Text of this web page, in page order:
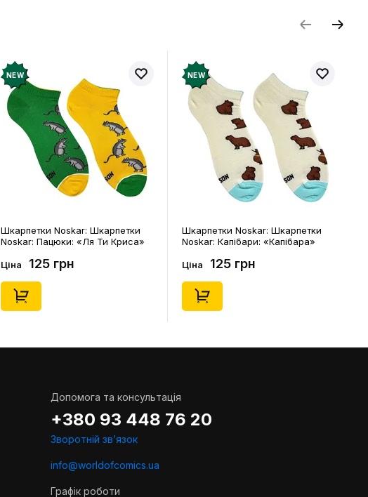
NEW
Шкарпетки Noskar: Шкарпетки
Noskar: Пацюки: «Ля Ти Криса»
Ціна 125 грн
NEW
Шкарпетки Noskar: Шкарпетки
Noskar: Капібари: «Капібара»
Ціна 125 грн
Допомога та консультація
+380 93 448 76 20
Зворотній звʼязок
info@worldofcomics.ua
Графік роботи